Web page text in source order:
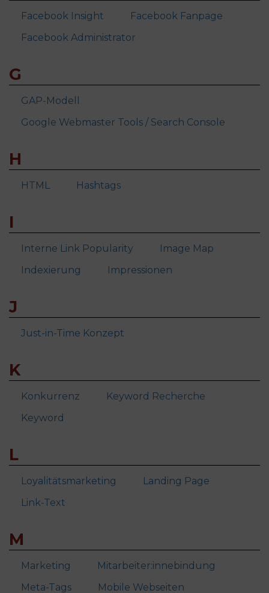
Facebook Insight
Facebook Fanpage
Facebook Administrator
G
GAP-Modell
Google Webmaster Tools / Search Console
H
HTML Hashtags
I
Interne Link Popularity
Image Map
Indexierung
Impressionen
J
Just-in-Time Konzept
K
Konkurrenz
Keyword Recherche
Keyword
L
Loyalitätsmarketing
Landing Page
Link-Text
M
Marketing
Mitarbeiter:innebindung
Meta-Tags
Mobile Webseiten